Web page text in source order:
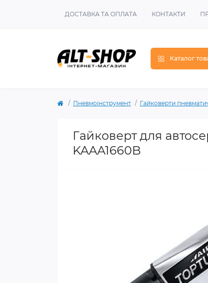
ДОСТАВКА ТА ОПЛАТА КОНТАКТИ
Каталог
Пневмоінструмент Гайковерти
Гайковерт для
KAAA1660B